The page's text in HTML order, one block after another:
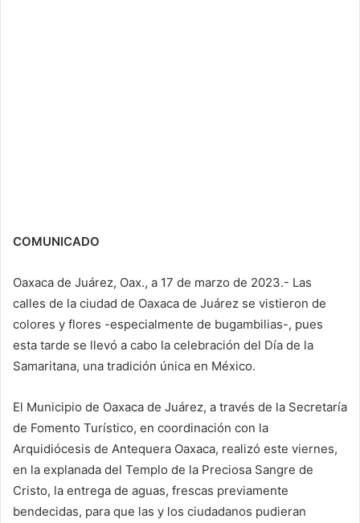
COMUNICADO
Oaxaca de Juárez, Oax., a 17 de marzo de 2023.- Las
calles de la ciudad de Oaxaca de Juárez se vistieron de
colores y flores -especialmente de bugambilias-, pues
esta tarde se llevó a cabo la celebración del Día de la
Samaritana, una tradición única en México.
El Municipio de Oaxaca de Juárez, a través de la Secretaría
de Fomento Turístico, en coordinación con la
Arquidiócesis de Antequera Oaxaca, realizó este viernes,
en la explanada del Templo de la Preciosa Sangre de
Cristo, la entrega de aguas, frescas previamente
bendecidas, para que las y los ciudadanos pudieran